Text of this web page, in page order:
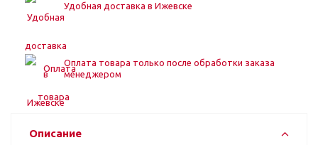
Удобная доставка в Ижевске
Оплата товара только после обработки заказа
менеджером
Описание